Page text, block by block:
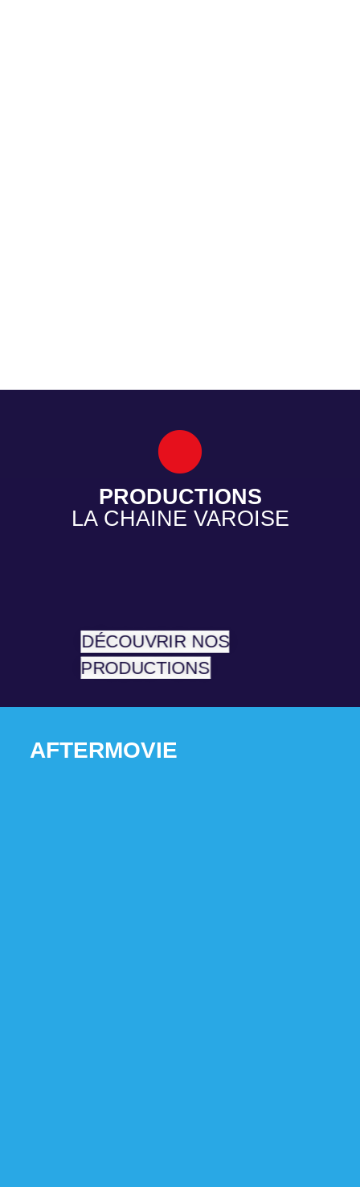
•
PRODUCTIONS
LA CHAINE VAROISE
DÉCOUVRIR NOS
PRODUCTIONS
AFTERMOVIE